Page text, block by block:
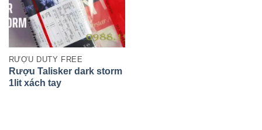
RƯỢU DUTY FREE
Rượu Talisker dark storm
1lit xách tay